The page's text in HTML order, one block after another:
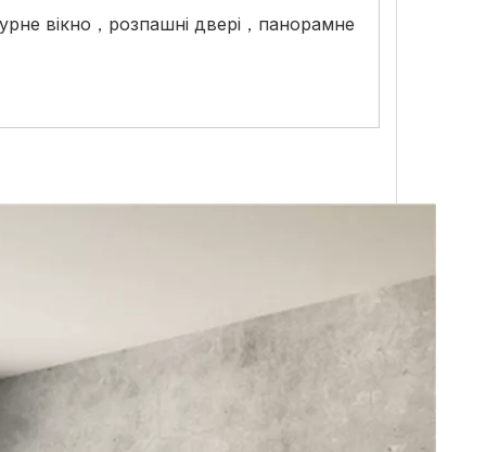
вікно，розпашні двері，панорамне